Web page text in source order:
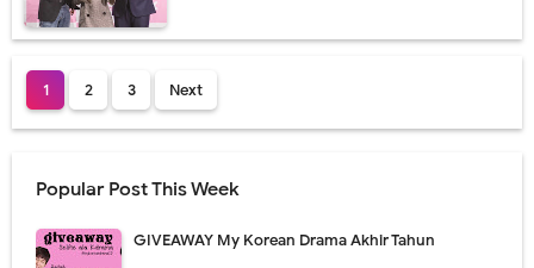
1 2 3 Next
Popular Post This Week
GIVEAWAY My Korean Drama Akhir Tahun